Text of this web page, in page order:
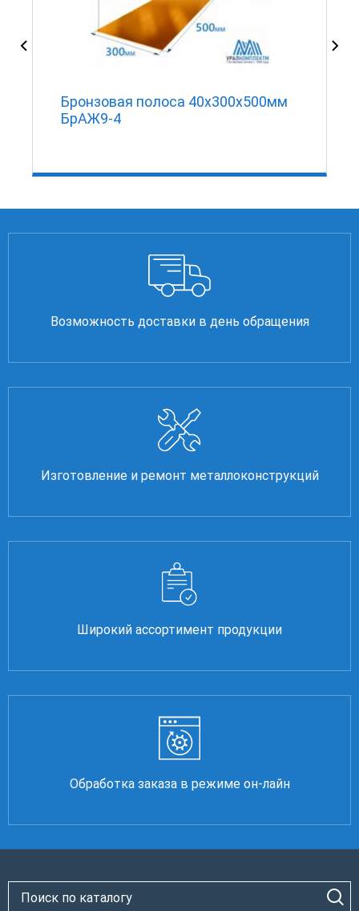
Бронзовая полоса 40x300x500мм
БрАЖ9-4
Возможность доставки в день обращения
Изготовление и ремонт металлоконструкций
Широкий ассортимент продукции
Обработка заказа в режиме он-лайн